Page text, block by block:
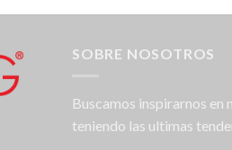
SOBRE NOSOTROS
Buscamos inspirarnos en
teniendo las ultimas